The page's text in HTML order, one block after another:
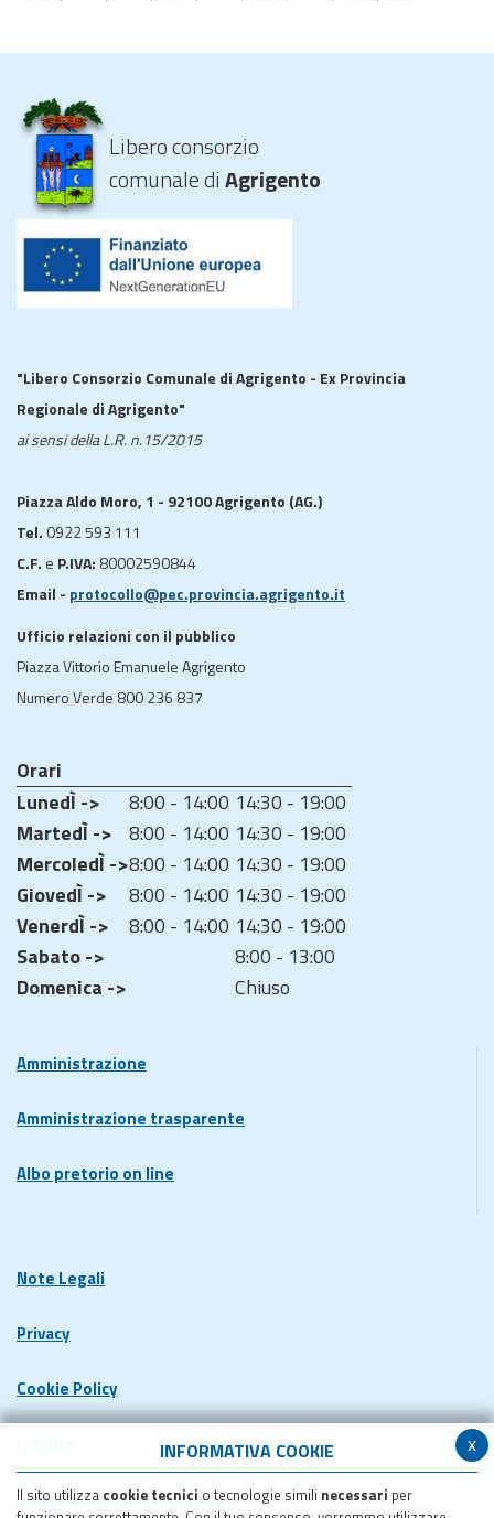
x
INFORMATIVA COOKIE
Il sito utilizza cookie tecnici o tecnologie simili necessari per
Libero consorzio
comunale diAgrigento
"Libero Consorzio Comunale di Agrigento - Ex Provincia
Regionale di Agrigento"
ai sensi della L.R. n.15/2015
Piazza Aldo Moro, 1 - 92100 Agrigento (AG.)
Tel. 0922 593 111
C.F. e P.IVA: 80002590844
Email - protocollo@pec.provincia.agrigento.it
Ufficio relazioni con il pubblico
Piazza Vittorio Emanuele Agrigento
Numero Verde 800 236 837
Orari
LunedÌ ->
8:00 - 14:00 14:30 - 19:00
MartedÌ -> 8:00 - 14:00 14:30 - 19:00
MercoledÌ ->8:00 - 14:00 14:30 - 19:00
GiovedÌ ->
8:00 - 14:00 14:30 - 19:00
VenerdÌ ->
8:00 - 14:00 14:30 - 19:00
Sabato ->
8:00 - 13:00
Domenica ->
Chiuso
Amministrazione
Amministrazione trasparente
Albo pretorio on line
Note Legali
Privacy
Cookie Policy
Dichiarazione di accessibilita'